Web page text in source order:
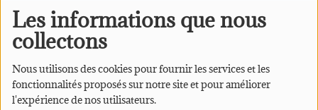
Les informations que nous
collectons
Nous utilisons des cookies pour fournir les services et les
fonctionnalités proposés sur notre site et pour améliorer
l'expérience de nos utilisateurs.
14h00